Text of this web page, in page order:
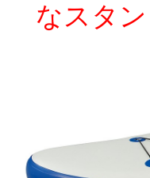
なスタ